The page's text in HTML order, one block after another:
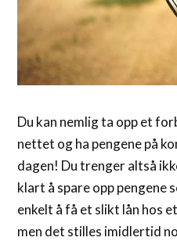
Du kan nemlig ta opp et
nettet og ha pengene på
dagen! Du trenger altså
klart å spare opp pengene
enkelt å få et slikt lån hos
men det stilles imidlertid